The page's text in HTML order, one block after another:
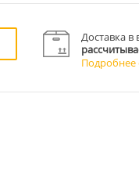
Доставка
Подробнее